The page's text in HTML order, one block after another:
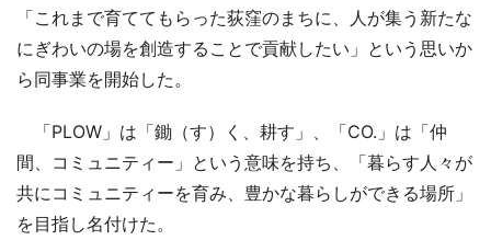
「これまで育ててもらった荻窪のまちに、人が集う新たな
にぎわいの場を創造することで貢献したい」という思いか
ら同事業を開始した。
「PLOW」は「鋤（す）く、耕す」、「CO.」は「仲
間、コミュニティー」という意味を持ち、「暮らす人々が
共にコミュニティーを育み、豊かな暮らしができる場所」
を目指し名付けた。